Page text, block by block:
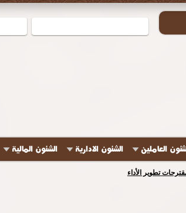
العاملين الشئون الادارية الشئون المالية
تطوير الأداء